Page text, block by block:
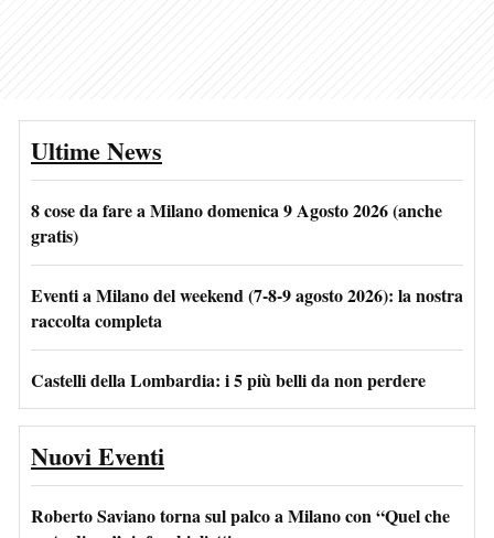
Ultime News
8 cose da fare a Milano domenica 9 Agosto 2026 (anche
gratis)
Eventi a Milano del weekend (7-8-9 agosto 2026): la nostra
raccolta completa
Castelli della Lombardia: i 5 più belli da non perdere
Nuovi Eventi
Roberto Saviano torna sul palco a Milano con “Quel che